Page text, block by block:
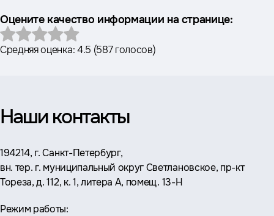
Оцените качество информации на странице:
Средняя оценка:4.5 (587 голосов)
Наши контакты
Адрес:
194214, г. Санкт-Петербург,
вн. тер. г. муниципальный округ Светлановское, пр-кт
Тореза, д. 112, к. 1, литера А, помещ. 13-Н
Режим работы: